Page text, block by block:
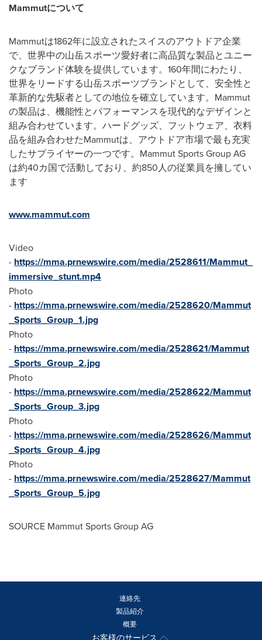
Mammutについて
Mammutは1862年に設立されたスイスのアウトドア企業
で、世界中の山岳スポーツ愛好者に高品質な製品とユニー
クなブランド体験を提供しています。160年間にわたり、
世界をリードする山岳スポーツブランドとして、安全性と
革新的な先駆者としての地位を確立しています。Mammut
の製品は、機能性とパフォーマンスを現代的なデザインと
組み合わせています。ハードグッズ、フットウェア、衣料
品を組み合わせたMammutは、アウトドア市場で最も充実
したサプライヤーの一つです。Mammut Sports Group AG
は約40カ国で活動しており、約850人の従業員を擁してい
ます
www.mammut.com
Video
- https://mma.prnewswire.com/media/2528611/Mammut_
immersive_stunt.mp4
Photo
- https://mma.prnewswire.com/media/2528620/Mammut
_Sports_Group_1.jpg
Photo
- https://mma.prnewswire.com/media/2528621/Mammut
_Sports_Group_2.jpg
Photo
- https://mma.prnewswire.com/media/2528622/Mammut
_Sports_Group_3.jpg
Photo
- https://mma.prnewswire.com/media/2528626/Mammut
_Sports_Group_4.jpg
Photo
- https://mma.prnewswire.com/media/2528627/Mammut
_Sports_Group_5.jpg
SOURCE Mammut Sports Group AG
連絡先
製品紹介
概要
お客様のサービス